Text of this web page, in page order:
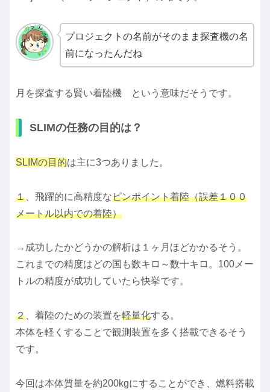
プロジェクトの名前がそのまま探査機の名
前になったんだね
月を探査する賢い着陸機 という意味だそうです。
SLIMの任務の目的は？
SLIMの目的は主に3つありました。
１ 、飛躍的に高精度なピンポイント着陸（誤差１００
メートル以内での着陸）
→成功したかどうかの解析は１ヶ月ほどかかるそう。
これまでの精度はどの国も数キロ～数十キロ。100メー
トルの精度が成功していたら快挙です。
２ 、着陸のための装置を軽量化する。
本体を軽くすることで観測装置を多く搭載できるそう
です。
今回は本体質量を約200kgにすることができ、燃料搭載